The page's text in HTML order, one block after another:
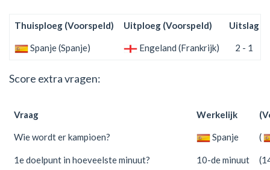
Thuisploeg (Voorspeld) Uitploeg (Voorspeld) Uitslag
Spanje (Spanje) Engeland (Frankrijk) 2 - 1
Score extra vragen:
Vraag Werkelijk
Wie wordt er kampioen? Spanje (
1e doelpunt in hoeveelste minuut? 10-de minuut